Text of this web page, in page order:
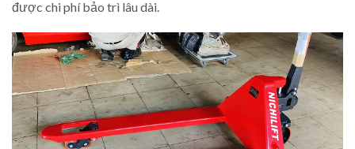
được chi phí bảo trì lâu dài.